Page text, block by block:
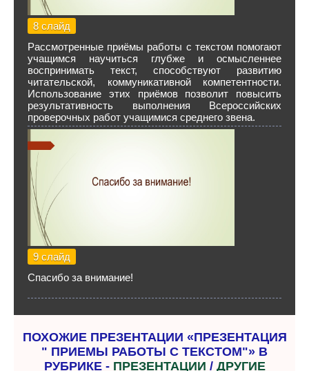
8 слайд
Рассмотренные приёмы работы с текстом помогают
учащимся научиться глубже и осмысленнее
воспринимать текст, способствуют развитию
читательской, коммуникативной компетентности.
Использование этих приёмов позволит повысить
результативность выполнения Всероссийских
проверочных работ учащимися среднего звена.
9 слайд
Спасибо за внимание!
ПОХОЖИЕ ПРЕЗЕНТАЦИИ «ПРЕЗЕНТАЦИЯ
" ПРИЕМЫ РАБОТЫ С ТЕКСТОМ"» В
РУБРИКЕ - ПРЕЗЕНТАЦИИ / ДРУГИЕ